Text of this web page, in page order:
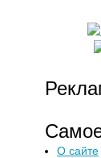
О сайте